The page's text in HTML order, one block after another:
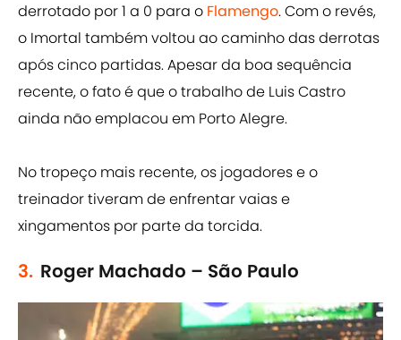
derrotado por 1 a 0 para o Flamengo. Com o revés,
o Imortal também voltou ao caminho das derrotas
após cinco partidas. Apesar da boa sequência
recente, o fato é que o trabalho de Luis Castro
ainda não emplacou em Porto Alegre.
No tropeço mais recente, os jogadores e o
treinador tiveram de enfrentar vaias e
xingamentos por parte da torcida.
3. Roger Machado – São Paulo